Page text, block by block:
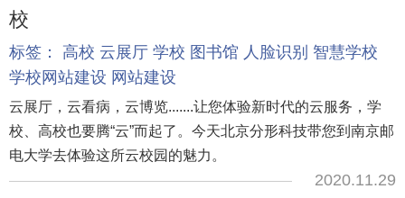
校
标签： 高校 云展厅 学校 图书馆 人脸识别 智慧学校
学校网站建设 网站建设
云展厅，云看病，云博览.......让您体验新时代的云服务，学
校、高校也要腾“云”而起了。今天北京分形科技带您到南京邮
电大学去体验这所云校园的魅力。
2020.11.29